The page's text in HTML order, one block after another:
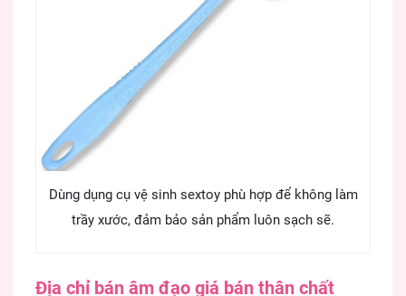
Dùng dụng cụ vệ sinh sextoy phù hợp để không làm
trầy xước, đảm bảo sản phẩm luôn sạch sẽ.
Địa chỉ bán âm đạo giá bán thân chất